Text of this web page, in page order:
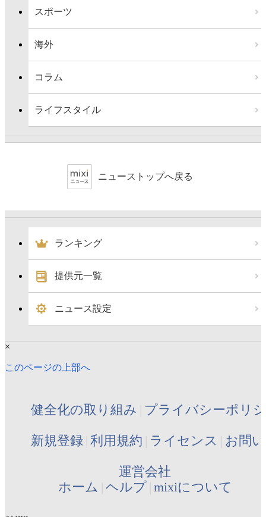
スポーツ
海外
コラム
ライフスタイル
ニューストップへ戻る
ランキング
提供元一覧
ニュース設定
×
このページの上部へ
健全化の取り組み プライバシーポリ
新規登録 利用規約 ライセンス お問
運営会社
ホーム ヘルプ mixiについて